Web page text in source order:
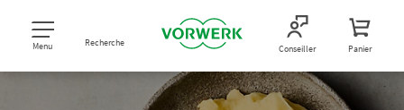
Menu Recherche Conseiller Panier